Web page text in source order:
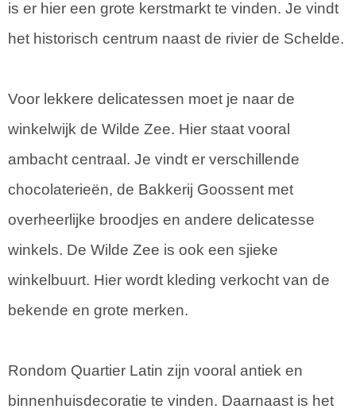
is er hier een grote kerstmarkt te vinden. Je vindt
het historisch centrum naast de rivier de Schelde.
Voor lekkere delicatessen moet je naar de
winkelwijk de Wilde Zee. Hier staat vooral
ambacht centraal. Je vindt er verschillende
chocolaterieën, de Bakkerij Goossent met
overheerlijke broodjes en andere delicatesse
winkels. De Wilde Zee is ook een sjieke
winkelbuurt. Hier wordt kleding verkocht van de
bekende en grote merken.
Rondom Quartier Latin zijn vooral antiek en
binnenhuisdecoratie te vinden. Daarnaast is het